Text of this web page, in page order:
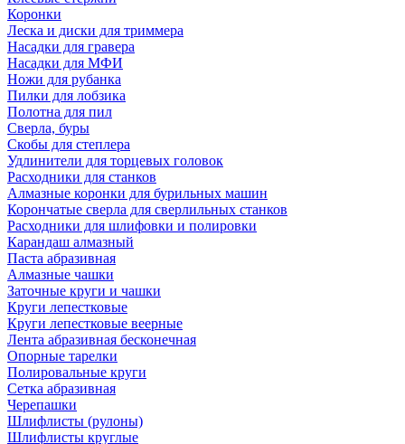
Коронки
Леска и диски для триммера
Насадки для гравера
Насадки для МФИ
Ножи для рубанка
Пилки для лобзика
Полотна для пил
Сверла, буры
Скобы для степлера
Удлинители для торцевых головок
Расходники для станков
Алмазные коронки для бурильных машин
Корончатые сверла для сверлильных станков
Расходники для шлифовки и полировки
Карандаш алмазный
Паста абразивная
Алмазные чашки
Заточные круги и чашки
Круги лепестковые
Круги лепестковые веерные
Лента абразивная бесконечная
Опорные тарелки
Полировальные круги
Сетка абразивная
Черепашки
Шлифлисты (рулоны)
Шлифлисты круглые